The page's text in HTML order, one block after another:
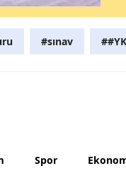
#sınav
Spor